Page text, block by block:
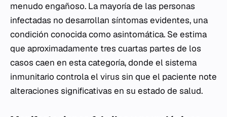
menudo engañoso. La mayoría de las personas
infectadas no desarrollan síntomas evidentes, una
condición conocida como asintomática. Se estima
que aproximadamente tres cuartas partes de los
casos caen en esta categoría, donde el sistema
inmunitario controla el virus sin que el paciente note
alteraciones significativas en su estado de salud.